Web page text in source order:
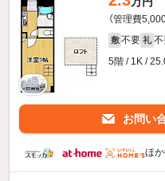
（管理費5,000
敷 不要 礼 不
5階 / 1K /
お問い
ほ